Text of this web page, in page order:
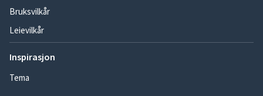
Bruksvilkår
Leievilkår
Inspirasjon
Tema